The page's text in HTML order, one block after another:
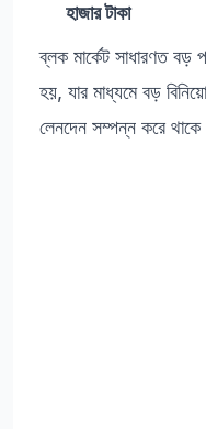
হাজার টাকা
ব্লক মার্কেট সাধারণত বড়
হয়, যার মাধ্যমে বড়
লেনদেন সম্পন্ন করে